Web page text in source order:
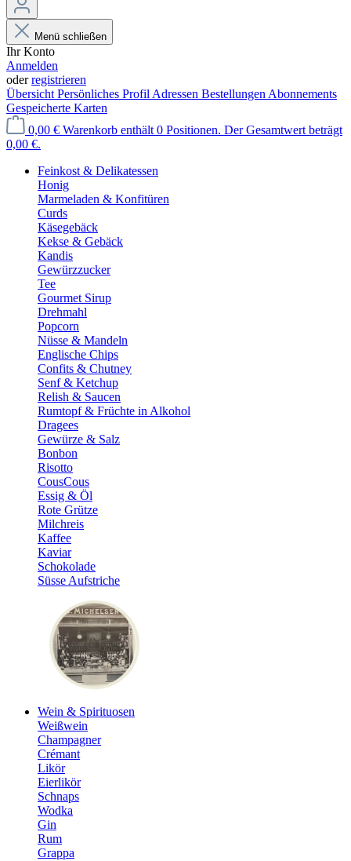
Menü schließen
Ihr Konto
Anmelden
oderregistrieren
Übersicht Persönliches Profil Adressen Bestellungen Abonnements
Gespeicherte Karten
0,00 € Warenkorb enthält 0 Positionen. Der Gesamtwert beträgt
0,00 €.
Feinkost & Delikatessen
Honig
Marmeladen & Konfitüren
Curds
Käsegebäck
Kekse & Gebäck
Kandis
Gewürzzucker
Tee
Gourmet Sirup
Drehmahl
Popcorn
Nüsse & Mandeln
Englische Chips
Confits & Chutney
Senf & Ketchup
Relish & Saucen
Rumtopf & Früchte in Alkohol
Dragees
Gewürze & Salz
Bonbon
Risotto
CousCous
Essig & Öl
Rote Grütze
Milchreis
Kaffee
Kaviar
Schokolade
Süsse Aufstriche
Wein & Spirituosen
Weißwein
Champagner
Crémant
Likör
Eierlikör
Schnaps
Wodka
Gin
Rum
Grappa